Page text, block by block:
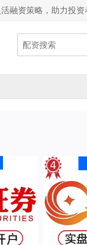
融资策略，助力投